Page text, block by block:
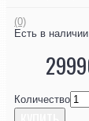
(0)
Есть в наличии
Количество